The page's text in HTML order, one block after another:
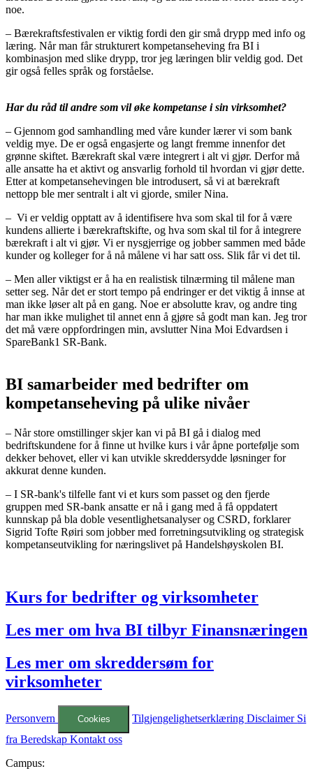
noe.
– Bærekraftsfestivalen er viktig fordi den gir små drypp med info og
læring. Når man får strukturert kompetanseheving fra BI i
kombinasjon med slike drypp, tror jeg læringen blir veldig god. Det
gir også felles språk og forståelse.
Har du råd til andre som vil øke kompetanse i sin virksomhet?
– Gjennom god samhandling med våre kunder lærer vi som bank
veldig mye. De er også engasjerte og langt fremme innenfor det
grønne skiftet. Bærekraft skal være integrert i alt vi gjør. Derfor må
alle ansatte ha et aktivt og ansvarlig forhold til hvordan vi gjør dette.
Etter at kompetansehevingen ble introdusert, så vi at bærekraft
nettopp ble mer sentralt i alt vi gjorde, smiler Nina.
– Vi er veldig opptatt av å identifisere hva som skal til for å være
kundens allierte i bærekraftskifte, og hva som skal til for å integrere
bærekraft i alt vi gjør. Vi er nysgjerrige og jobber sammen med både
kunder og kolleger for å nå målene vi har satt oss. Slik får vi det til.
– Men aller viktigst er å ha en realistisk tilnærming til målene man
setter seg. Når det er stort tempo på endringer er det viktig å innse at
man ikke løser alt på en gang. Noe er absolutte krav, og andre ting
har man ikke mulighet til annet enn å gjøre så godt man kan. Jeg tror
det må være oppfordringen min, avslutter Nina Moi Edvardsen i
SpareBank1 SR-Bank.
BI samarbeider med bedrifter om
kompetanseheving på ulike nivåer
– Når store omstillinger skjer kan vi på BI gå i dialog med
bedriftskundene for å finne ut hvilke kurs i vår åpne portefølje som
dekker behovet, eller vi kan utvikle skreddersydde løsninger for
akkurat denne kunden.
– I SR-bank's tilfelle fant vi et kurs som passet og den fjerde
gruppen med SR-bank ansatte er nå i gang med å få oppdatert
kunnskap på bla doble vesentlighetsanalyser og CSRD, forklarer
Sigrid Tofte Røiri som jobber med forretningsutvikling og strategisk
kompetanseutvikling for næringslivet på Handelshøyskolen BI.
Kurs for bedrifter og virksomheter
Les mer om hva BI tilbyr Finansnæringen
Les mer om skreddersøm for
virksomheter
Personvern Cookies TilgjengelighetserklæringDisclaimer Si
fra Beredskap Kontakt oss
Campus: